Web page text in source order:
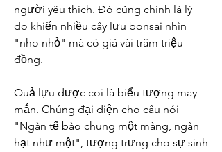
người yêu thích. Đó cũng chính là lý
do khiến nhiều cây lựu bonsai nhìn
"nho nhỏ" mà có giá vài trăm triệu
đồng.
Quả lựu được coi là biểu tượng may
mắn. Chúng đại diện cho câu nói
"Ngàn tế bào chung một màng, ngàn
hạt như một", tượng trưng cho sự sinh